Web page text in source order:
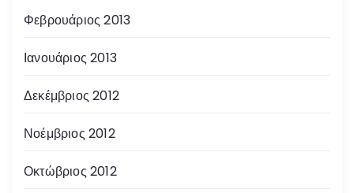
Φεβρουάριος 2013
Ιανουάριος 2013
Δεκέμβριος 2012
Νοέμβριος 2012
Οκτώβριος 2012